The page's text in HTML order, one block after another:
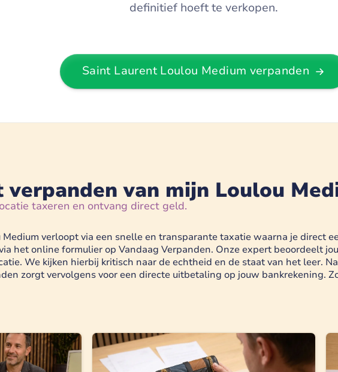
definitief hoeft te verkopen.
Saint Laurent Loulou Medium verpanden
van mijn Loulou
taxeren en ontvang direct geld.
verloopt via een snelle en transparante taxatie waarna je direct
het online formulier op Vandaag Verpanden. Onze expert beoordeelt
We kijken hierbij kritisch naar de echtheid en de staat van het leer.
zorgt vervolgens voor een directe uitbetaling op jouw bankrekening.